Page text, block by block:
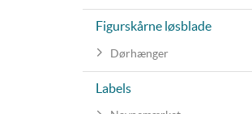
Figurskårne løsblade
Dørhænger
Labels